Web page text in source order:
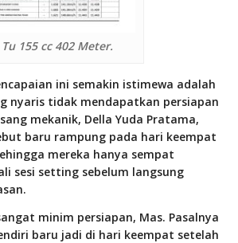
155 cc 402 Meter.
ini semakin istimewa adalah
nyaris tidak mendapatkan persiapan
mekanik, Della Yuda Pratama,
baru rampung pada hari keempat
mereka hanya sempat
sesi setting sebelum langsung
minim persiapan, Mas. Pasalnya
baru jadi di hari keempat setelah